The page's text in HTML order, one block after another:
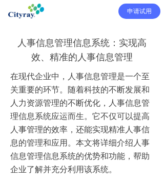
申请试用
人事信息管理信息系统：实现高
效、精准的人事信息管理
在现代企业中，人事信息管理是一个至
关重要的环节。随着科技的不断发展和
人力资源管理的不断优化，人事信息管
理信息系统应运而生。它不仅可以提高
人事管理的效率，还能实现精准人事信
息的管理和应用。本文将详细介绍人事
信息管理信息系统的优势和功能，帮助
企业了解并充分利用该系统。